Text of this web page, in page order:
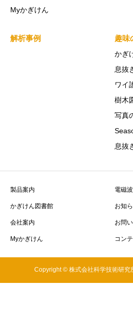
Myかぎけん
解析事例 趣味
かぎ
息抜
ワイ
樹木
写真
息抜
製品案内 電磁
かぎけん図書館 お知
会社案内 お問
Myかぎけん コン
Copyright © 株式会社科学技術研究